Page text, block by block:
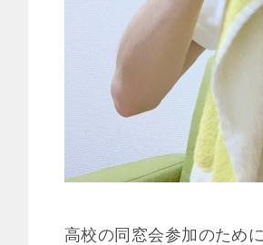
高校の同窓会参加のため